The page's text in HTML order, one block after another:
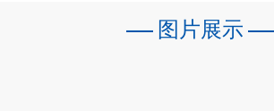
图片展示